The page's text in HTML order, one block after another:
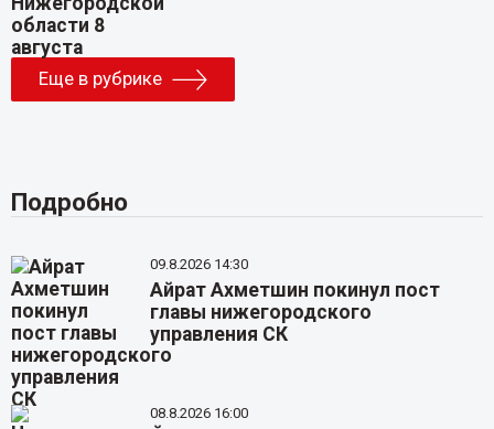
Еще в рубрике
Подробно
09.8.2026 14:30
Айрат Ахметшин покинул пост
главы нижегородского
управления СК
08.8.2026 16:00